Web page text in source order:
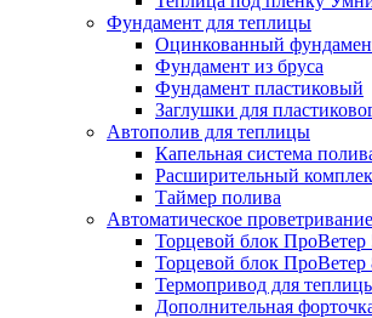
Фундамент для теплицы
Оцинкованный
Фундамент из бруса
Фундамент пластиковый
Заглушки для
Автополив для теплицы
Капельная система
Расширительный
Таймер полива
Автоматическое
Торцевой блок ПроВетер
Торцевой блок ПроВетер
Термопривод для
Дополнительная